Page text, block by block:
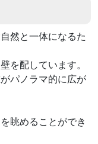
然と一体になるた
を配しています。
パノラマ的に広が
眺めることができ